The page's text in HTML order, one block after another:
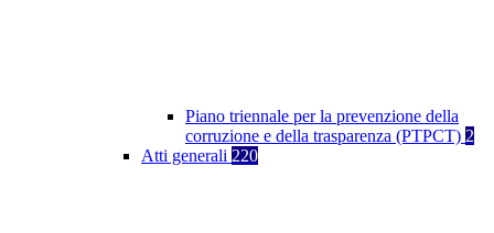
Piano triennale per la prevenzione della
corruzione e della trasparenza (PTPCT) 2
Atti generali 220